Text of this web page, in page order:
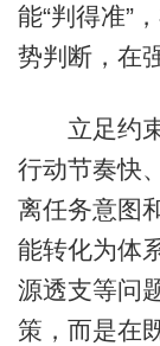
能“判得准”
势判断，在
立足约束
行动节奏快
离任务意图
能转化为体
源透支等问
策，而是在